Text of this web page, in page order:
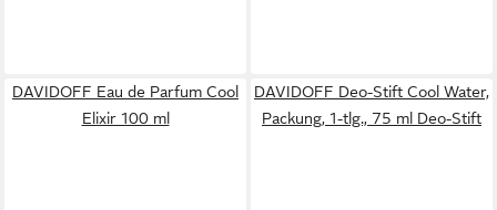
DAVIDOFF Eau de Parfum Cool
Elixir 100 ml
DAVIDOFF Deo-Stift Cool Water,
Packung, 1-tlg., 75 ml Deo-Stift